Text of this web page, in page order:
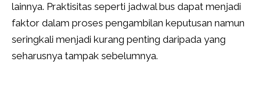
lainnya. Praktisitas seperti jadwal bus dapat menjadi
faktor dalam proses pengambilan keputusan namun
seringkali menjadi kurang penting daripada yang
seharusnya tampak sebelumnya.